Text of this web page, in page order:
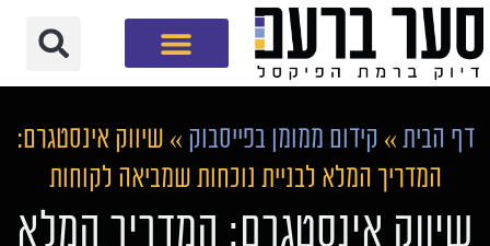
דף הבית » קידום ממומן בפייסבוק » שיווק אינסטגרם:
המדריך המלא לבניית נוכחות שמביאה לקוחות
שיווק אינסטגרם: המדריך המלא